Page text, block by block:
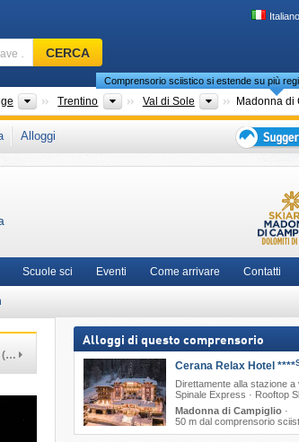
Italiano
Comprensorio
sciistico,
Parole
chiave
…
CERCA
RegioniTrentino Regioni turistiche
Val di Sole Regioni
Comprensorio sciistico si estende su più
di Campiglio/Pinzolo/Val Rendena Regioni turistiche
Alloggi
sciistica
Scuole sci Eventi Come arrivare Contatti
(…
Alloggi di questo comprensorio
Cerana Relax Hotel ****
Direttamente alla stazione a
Spinale Express · Rooftop
Madonna di Campiglio·
50 m dal comprensorio